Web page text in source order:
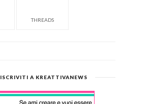
THREADS
ISCRIVITI A KREATTIVANEWS